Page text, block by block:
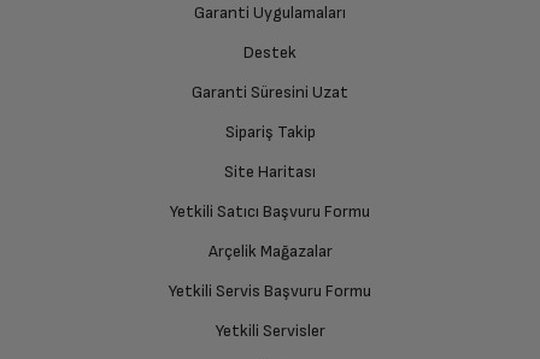
Garanti Uygulamaları
Destek
Garanti Süresini Uzat
Sipariş Takip
Site Haritası
Yetkili Satıcı Başvuru Formu
Arçelik Mağazalar
Yetkili Servis Başvuru Formu
Yetkili Servisler